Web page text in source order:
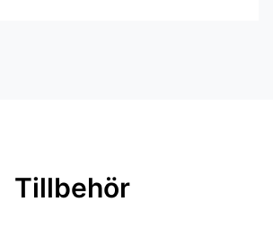
m
Tillbehör